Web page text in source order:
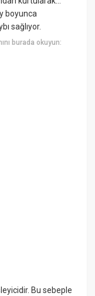
boyunca
sağlıyor.
burada okuyun:
Bu sebeple